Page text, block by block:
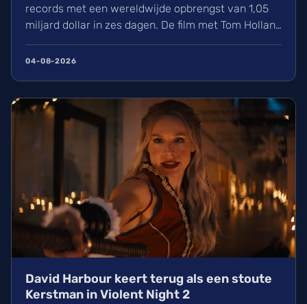
records met een wereldwijde opbrengst van 1,05
miljard dollar in zes dagen. De film met Tom Holland
en Zendaya haalt hiermee bijna Avengers:
Endgame in. Volgens hollywoodreporter.com
IMAX-release.
04-08-2026
David Harbour keert terug als een stoute
Kerstman in Violent Night 2